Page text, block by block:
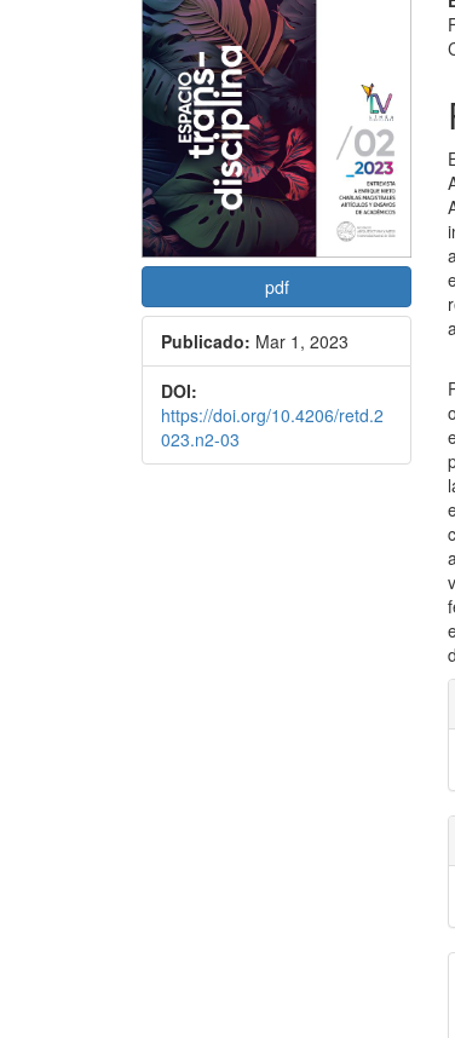
lateral
del
artículo
pdf
Publicado: Mar 1, 2023
DOI:
https://doi.org/10.4206/retd.2
023.n2-03